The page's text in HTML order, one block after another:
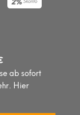
ab sofort
Hier